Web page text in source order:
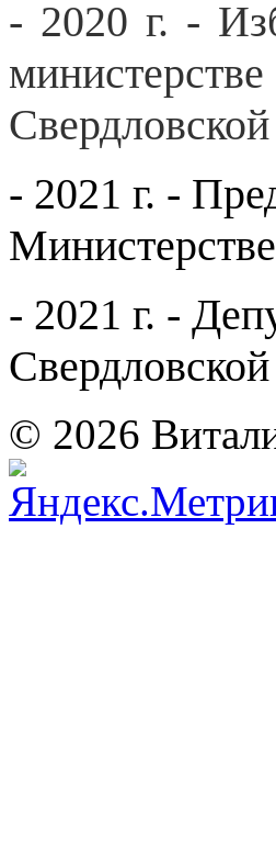
- 2020 г. -
- 2021 г. -
- 2021 г. -
© 2026